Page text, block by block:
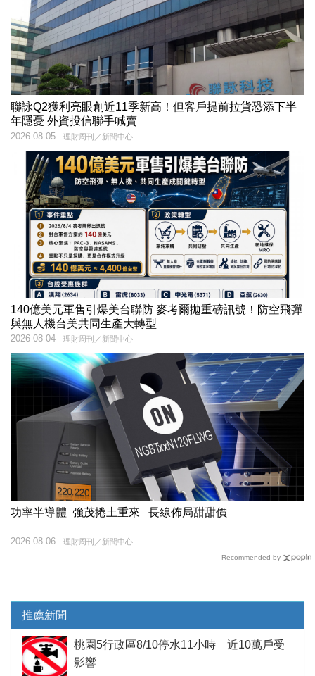
聯詠Q2獲利亮眼創近11季新高！但客戶提前拉貨恐添下半
年隱憂 外資投信聯手喊賣
理財周刊／新聞中心
2026-08-05
140億美元軍售引爆美台聯防 麥考爾拋重磅訊號！防空飛彈
與無人機台美共同生產大轉型
理財周刊／新聞中心
2026-08-04
功率半導體 強茂捲土重來 長線佈局甜甜價
理財周刊／新聞中心
2026-08-06
Recommended by
推薦新聞
桃園5行政區8/10停水11小時 近10萬戶受
影響